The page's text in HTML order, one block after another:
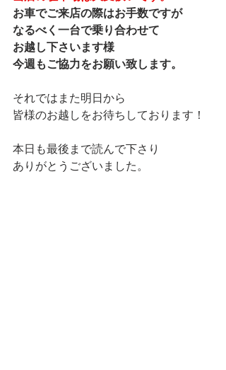
お車でご来店の際はお手数ですが
なるべく一台で乗り合わせて
お越し下さいます様
今週もご協力をお願い致します。
それではまた明日から
皆様のお越しをお待ちしております！
本日も最後まで読んで下さり
ありがとうございました。